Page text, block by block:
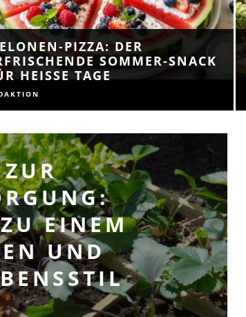
PIZZA: DER
SOMMER-SNACK
HEISSE TAGE
EINEM
UND